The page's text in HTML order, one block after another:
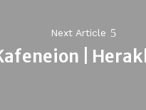
Next Article
Next
|